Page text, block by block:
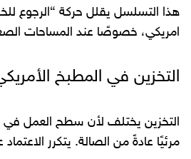
هذا التسلسل يقلل حركة “الرجوع
امريكي، خصوصًا عند المساحات
التخزين في المطبخ
التخزين يختلف لأن سطح العمل
مرئيًا عادةً من الصالة. يتكرر